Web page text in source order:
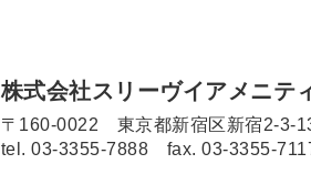
株式会社スリーヴイアメニテ
〒160-0022 東京都新宿区新宿2-3-
tel. 03-3355-7888 fax. 03-3355-